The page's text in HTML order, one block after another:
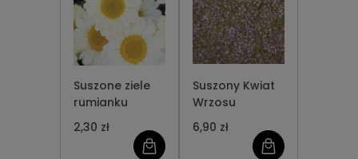
Suszone ziele
rumianku
2,30 zł
Suszony Kwiat
Wrzosu
6,90 zł